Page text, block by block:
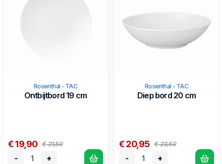
Rosenthal - TAC
Ontbijtbord 19 cm
€ 19,90 € 21,50
- +
Rosenthal - TAC
Diep bord 20 cm
€ 20,95 € 23,50
- +